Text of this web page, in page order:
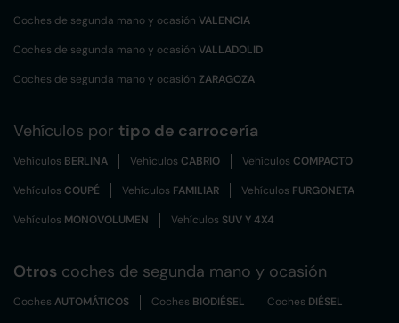
Coches de segunda mano y ocasión VALENCIA
Coches de segunda mano y ocasión VALLADOLID
Coches de segunda mano y ocasión ZARAGOZA
Vehículos por tipo de carrocería
Vehículos BERLINA VehículosCABRIO VehículosCOMPACTO
VehículosCOUPÉ Vehículos FAMILIAR Vehículos FURGONETA
Vehículos MONOVOLUMEN Vehículos SUV Y 4X4
Otros coches de segunda mano y ocasión
CochesAUTOMÁTICOS Coches BIODIÉSEL Coches DIÉSEL